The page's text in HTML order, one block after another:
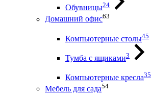
Обувницы24
Домашний офис63
Компьютерные столы45
Тумба с ящиками3
Компьютерные кресла35
Мебель для сада54